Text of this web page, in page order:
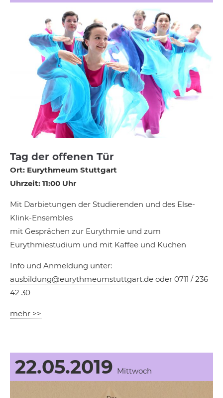
Tag der offenen Tür
Ort: Eurythmeum Stuttgart
Uhrzeit: 11:00 Uhr
Mit Darbietungen der Studierenden und des Else-
Klink-Ensembles
mit Gesprächen zur Eurythmie und zum
Eurythmiestudium und mit Kaffee und Kuchen
Info und Anmeldung unter:
ausbildung@eurythmeumstuttgart.de oder 0711 / 236
42 30
mehr >>
22.05.2019 Mittwoch